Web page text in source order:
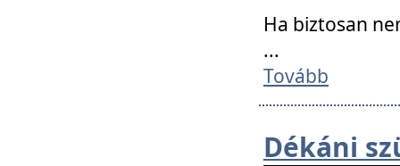
Ha biztosan
...
Tovább
Dékáni